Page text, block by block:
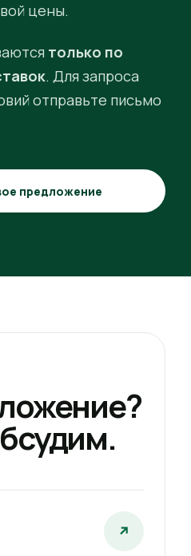
цены.
только по
. Для запроса
отправьте письмо
предложение
↗